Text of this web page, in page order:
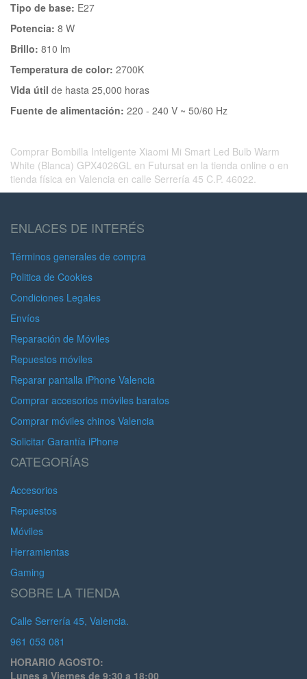
Tipo de base: E27
Potencia: 8 W
Brillo: 810 lm
Temperatura de color: 2700K
Vida útil de hasta 25,000 horas
Fuente de alimentación: 220 - 240 V ~ 50/60 Hz
Comprar Bombilla Inteligente Xiaomi Mi Smart Led Bulb Warm
White (Blanca) GPX4026GL en Futursat en la tienda online o en
tienda física en Valencia en calle Serrería 45 C.P. 46022.
ENLACES DE INTERÉS
Términos generales de compra
Politica de Cookies
Condiciones Legales
Envíos
Reparación de Móviles
Repuestos móviles
Reparar pantalla iPhone Valencia
Comprar accesorios móviles baratos
Comprar móviles chinos Valencia
Solicitar Garantía iPhone
CATEGORÍAS
Accesorios
Repuestos
Móviles
Herramientas
Gaming
SOBRE LA TIENDA
Calle Serrería 45, Valencia.
961 053 081
HORARIO AGOSTO:
Lunes a Viernes de 9:30 a 18:00